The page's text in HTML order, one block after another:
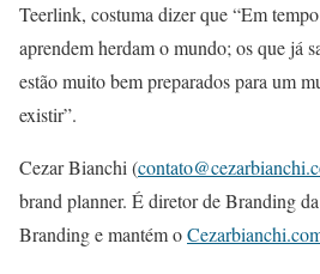
Teerlink, costuma dizer que “Em
aprendem herdam o mundo; os que já
estão muito bem preparados para um
existir”.
Cezar Bianchi (
brand planner. É diretor de Branding
Branding e mantém o